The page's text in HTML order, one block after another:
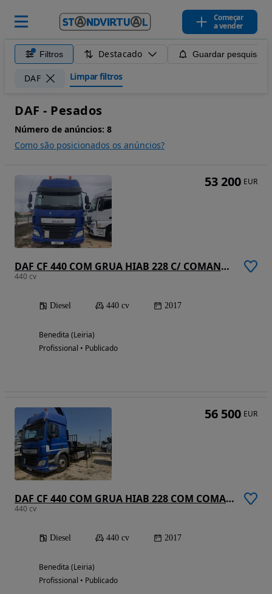
Começar
a vender
Filtros Destacado Guardar pesquisa
DAF Limpar filtros
DAF - Pesados
Número de anúncios: 8
Como são posicionados os anúncios?
DAF CF 440 COM GRUA HIAB 228 C/ COMANDO
440 cv
Diesel 440 cv 2017
Benedita (Leiria)
Profissional • Publicado
53 200 EUR
DAF CF 440 COM GRUA HIAB 228 COM COMANDO
440 cv
Diesel 440 cv 2017
Benedita (Leiria)
Profissional • Publicado
56 500 EUR